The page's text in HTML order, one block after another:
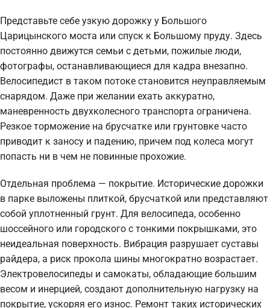
Представьте себе узкую дорожку у Большого
Царицынского моста или спуск к Большому пруду. Здесь
постоянно движутся семьи с детьми, пожилые люди,
фотографы, останавливающиеся для кадра внезапно.
Велосипедист в таком потоке становится неуправляемым
снарядом. Даже при желании ехать аккуратно,
маневренность двухколесного транспорта ограничена.
Резкое торможение на брусчатке или грунтовке часто
приводит к заносу и падению, причем под колеса могут
попасть ни в чем не повинные прохожие.
Отдельная проблема — покрытие. Исторические дорожки
в парке выложены плиткой, брусчаткой или представляют
собой уплотненный грунт. Для велосипеда, особенно
шоссейного или городского с тонкими покрышками, это
неидеальная поверхность. Вибрация разрушает суставы
райдера, а риск прокола шины многократно возрастает.
Электровелосипеды и самокаты, обладающие большим
весом и инерцией, создают дополнительную нагрузку на
покрытие, ускоряя его износ. Ремонт таких исторических